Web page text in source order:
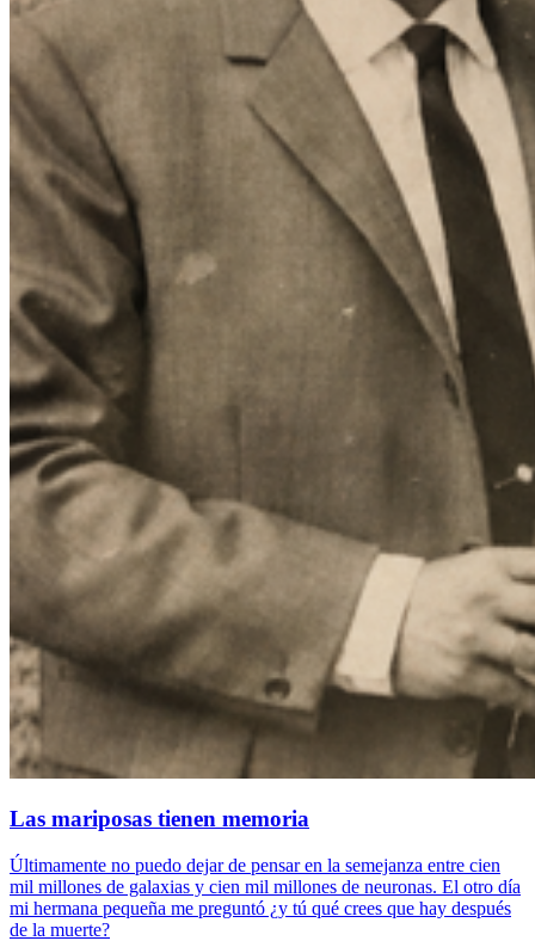
Las mariposas tienen memoria
Últimamente no puedo dejar de pensar en la semejanza entre cien
mil millones de galaxias y cien mil millones de neuronas. El otro día
mi hermana pequeña me preguntó ¿y tú qué crees que hay después
de la muerte?